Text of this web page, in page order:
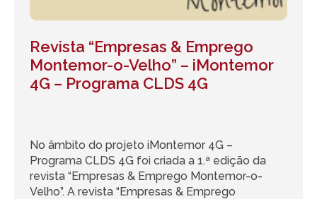
Revista “Empresas & Emprego
Montemor-o-Velho” – iMontemor
4G – Programa CLDS 4G
No âmbito do projeto iMontemor 4G –
Programa CLDS 4G foi criada a 1.ª edição da
revista “Empresas & Emprego Montemor-o-
Velho”. A revista “Empresas & Emprego